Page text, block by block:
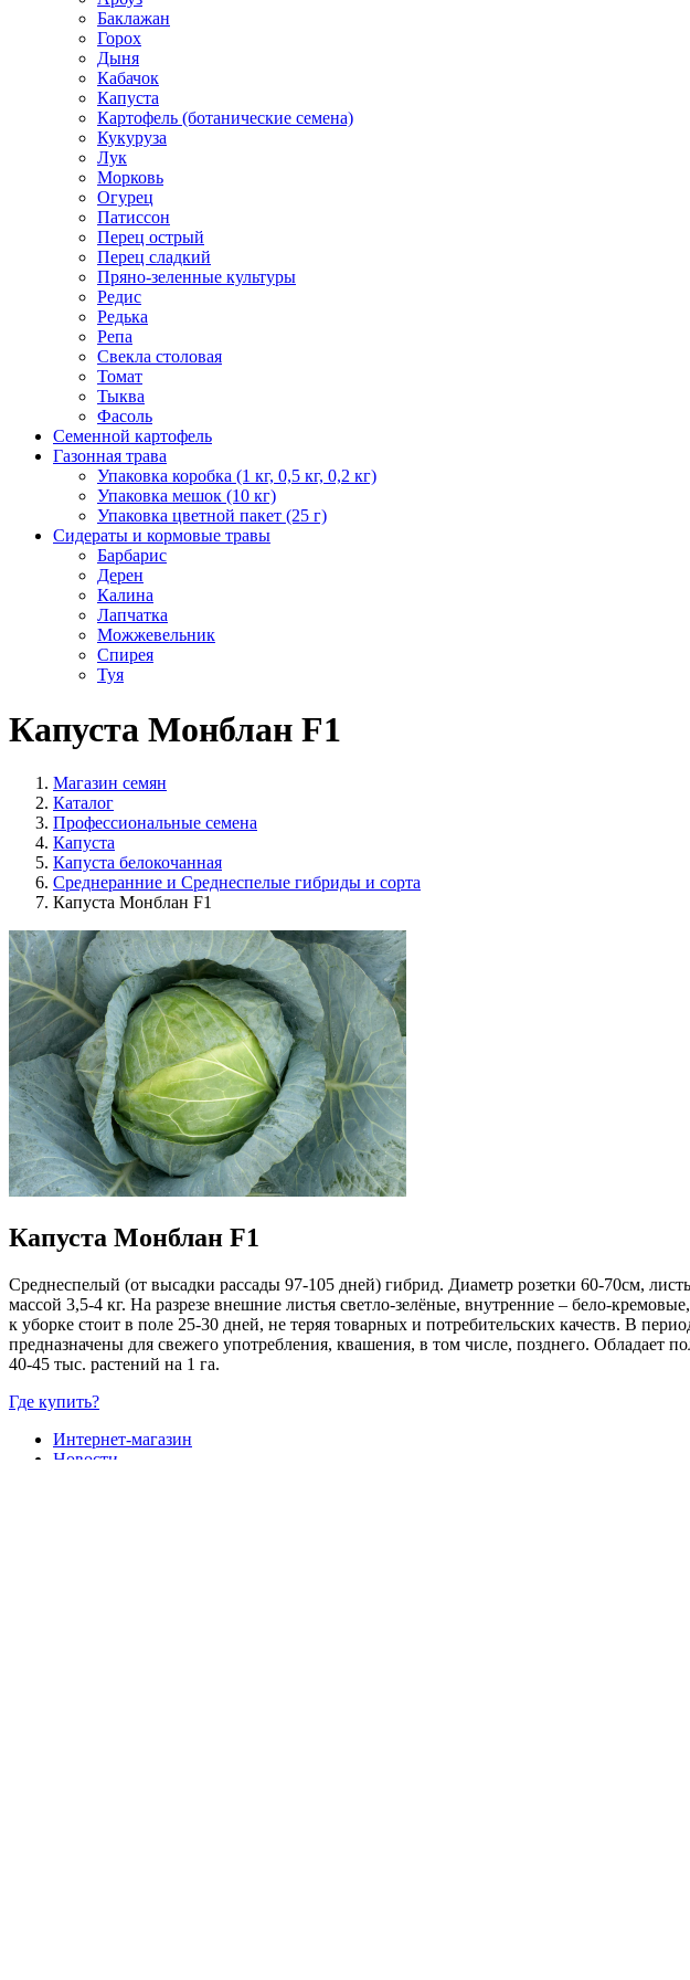
Баклажан
Горох
Дыня
Кабачок
Капуста
Картофель (ботанические семена)
Кукуруза
Лук
Морковь
Огурец
Патиссон
Перец острый
Перец сладкий
Пряно-зеленные культуры
Редис
Редька
Репа
Свекла столовая
Томат
Тыква
Фасоль
Семенной картофель
Газонная трава
Упаковка коробка (1 кг, 0,5 кг, 0,2 кг)
Упаковка мешок (10 кг)
Упаковка цветной пакет (25 г)
Сидераты и кормовые травы
Барбарис
Дерен
Калина
Лапчатка
Можжевельник
Спирея
Туя
Капуста Монблан F1
Магазин семян
Каталог
Профессиональные семена
Капуста
Капуста белокочанная
Среднеранние и Среднеспелые гибриды и сорта
Капуста Монблан F1
Капуста Монблан F1
Среднеспелый (от высадки рассады 97-105 дней) гибрид. Диаметр розетки 60-70см,
массой 3,5-4 кг. На разрезе внешние листья светло-зелёные, внутренние – бело-
к уборке стоит в поле 25-30 дней, не теряя товарных и потребительских качеств. В
предназначены для свежего употребления, квашения, в том числе, позднего. Обладает
40-45 тыс. растений на 1 га.
Где купить?
Интернет-магазин
Новости